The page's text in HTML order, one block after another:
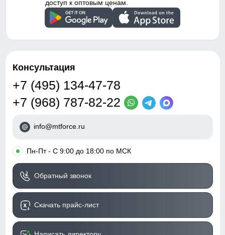
подлежит возврату и обмену.
Образец!
доступ к оптовым ценам.
Консультация
+7 (495) 134-47-78
+7 (968) 787-82-22
info@mtforce.ru
• Пн-Пт - С 9:00 до 18:00 по МСК
Обратный звонок
Скачать прайс-лист